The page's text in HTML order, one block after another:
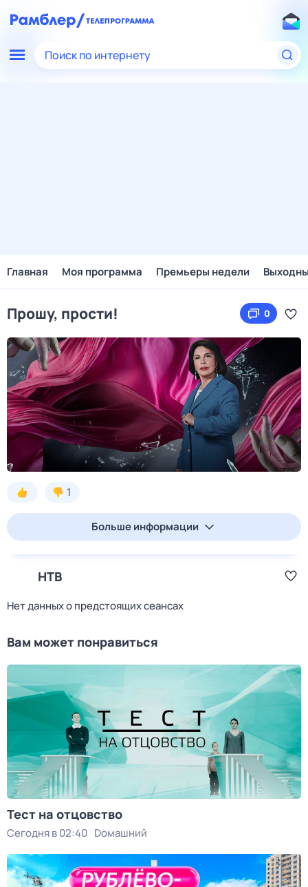
Поиск по интернету
Главная Моя программа Премьеры недели
Прошу, прости! 0
1
Больше информации
НТВ
Нет данных о предстоящих сеансах
Вам может понравиться
Тест на отцовство
Сегодня в 02:40 Dомашний